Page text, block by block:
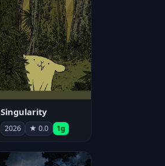
Singularity
2026 ★ 0.0 1g